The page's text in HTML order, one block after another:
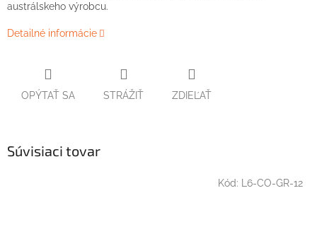
austrálskeho výrobcu.
Detailné informácie
OPÝTAŤ SA STRÁŽIŤ ZDIEĽAŤ
Súvisiaci tovar
Kód: L6-CO-GR-12